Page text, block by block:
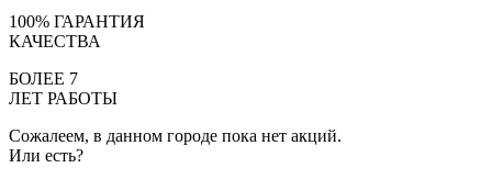
100% ГАРАНТИЯ
КАЧЕСТВА
БОЛЕЕ 7
ЛЕТ РАБОТЫ
Сожалеем, в данном городе пока нет акций.
Или есть?